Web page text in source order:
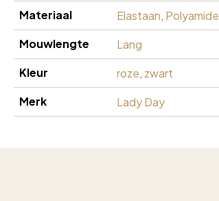
Materiaal Elastaan, Polyamide
Mouwlengte
Lang
Kleur
roze, zwart
Merk
Lady Day